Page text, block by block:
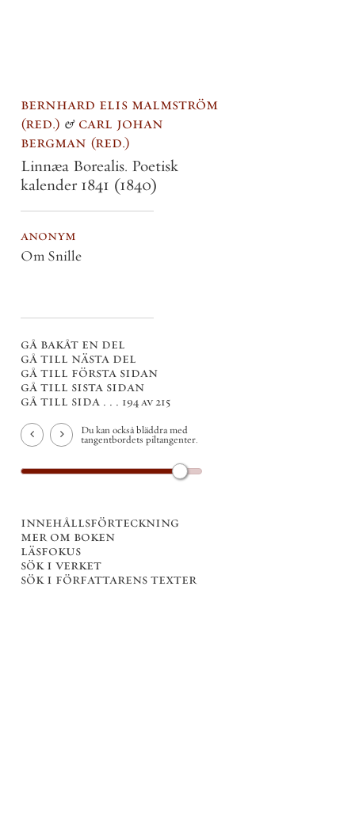
bernhard elis malmström
red. & carl johan
bergman red.
Linnæa Borealis. Poetisk
kalender 1841 (1840)
anonym
Om Snille
gå bakåt en del
gå till nästa del
gå till första sidan
gå till sista sidan
gå till sida . . . 194 av 215
Du kan också bläddra med
tangentbordets piltangenter.
innehållsförteckning
mer om boken
läsfokus
sök i verket
sök i författarens texter